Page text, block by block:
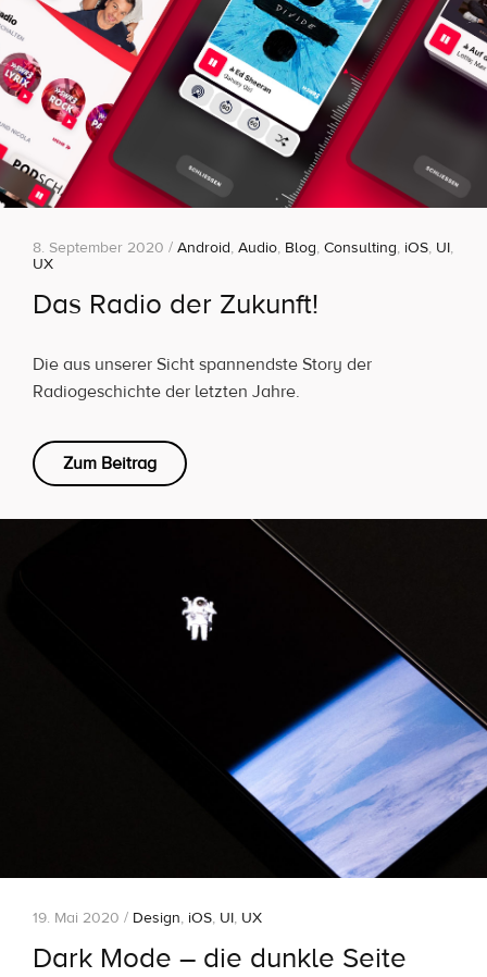
8. September 2020 / Android, Audio, Blog, Consulting, iOS, UI,
UX
Das Radio der Zukunft!
Die aus unserer Sicht spannendste Story der
Radiogeschichte der letzten Jahre.
Zum Beitrag
19. Mai 2020 / Design, iOS, UI, UX
Dark Mode – die dunkle Seite